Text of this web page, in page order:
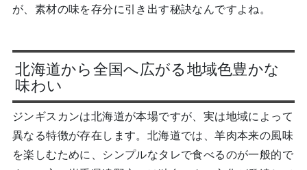
が、素材の味を存分に引き出す秘訣なんですよね。
北海道から全国へ広がる地域色豊かな
味わい
ジンギスカンは北海道が本場ですが、実は地域によって
異なる特徴が存在します。北海道では、羊肉本来の風味
を楽しむために、シンプルなタレで食べるのが一般的で